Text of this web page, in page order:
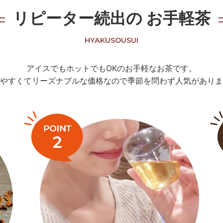
リピーター続出の お手軽茶
HYAKUSOUSUI
アイスでもホットでもOKのお手軽なお茶です。
すくてリーズナブルな価格なので季節を問わず人気があり